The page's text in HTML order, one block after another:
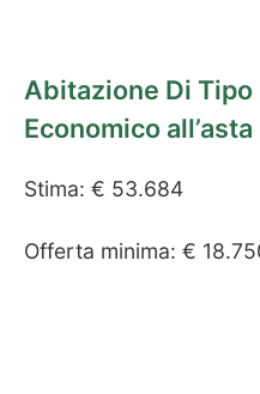
Abitazione Di Tipo
Economico all’asta
Stima: € 53.684
Offerta minima: €